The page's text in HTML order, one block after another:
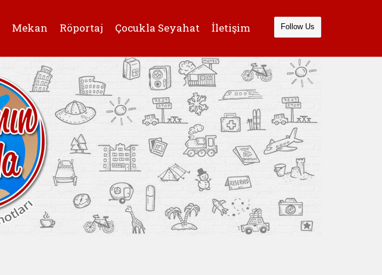
Follow Us
Mekan Röportaj Çocukla Seyahat İletişim